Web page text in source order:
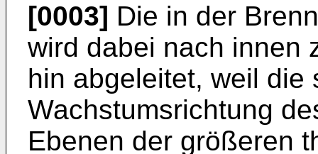
[0003] Die in der
wird dabei nach innen
hin abgeleitet, weil die
Wachstumsrichtung
Ebenen der größeren